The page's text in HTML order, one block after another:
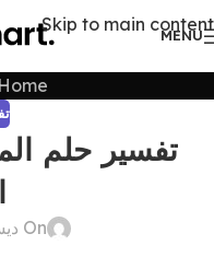
Skip to main content
MENU
تفسير حلم
On ديسمبر 22, 2024